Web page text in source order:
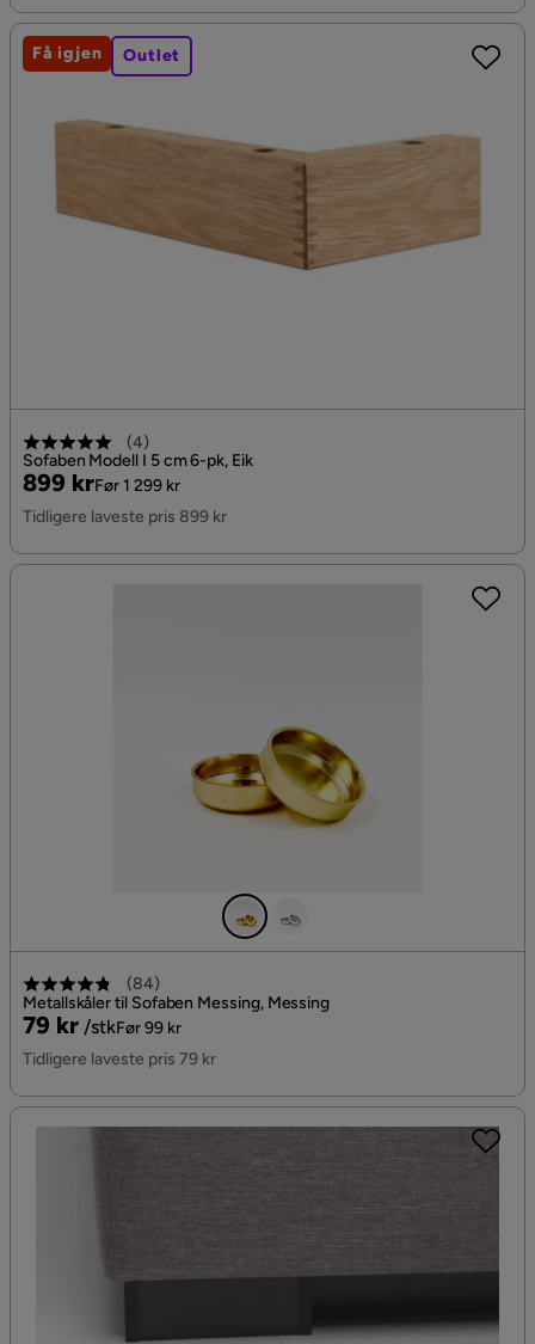
(4)
Sofaben Modell I 5 cm 6-pk, Eik
Pris
899 kr
Original
Pris
Før 1 299 kr
Tidligere laveste pris 899 kr
Få igjen Outlet
(84)
Metallskåler til Sofaben Messing, Messing
Pris
79 kr /stk
Original
Pris
Før 99 kr
Tidligere laveste pris 79 kr